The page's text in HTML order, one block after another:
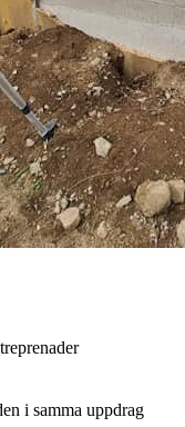
i samma uppdrag